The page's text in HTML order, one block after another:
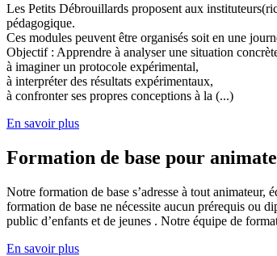
Les Petits Débrouillards proposent aux
pédagogique.
Ces modules peuvent être organisés soit en une
Objectif : Apprendre à analyser une situation
à imaginer un protocole expérimental,
à interpréter des résultats expérimentaux,
à confronter ses propres conceptions à la (...)
En savoir plus
Formation de base pour
Notre formation de base s’adresse à tout animateur,
formation de base ne nécessite aucun prérequis ou
public d’enfants et de jeunes . Notre équipe de
En savoir plus